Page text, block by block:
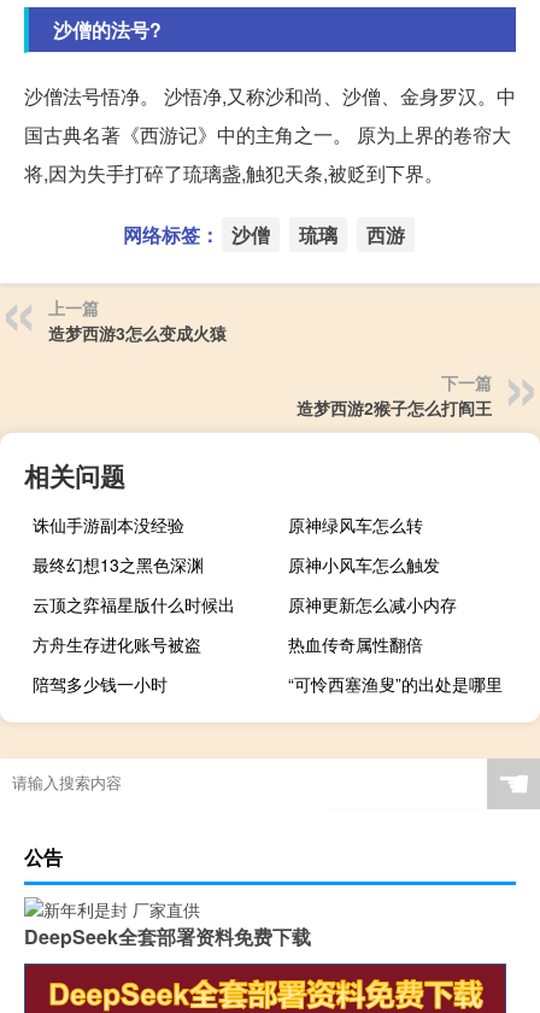
沙僧的法号?
沙僧法号悟净。 沙悟净,又称沙和尚、沙僧、金身罗汉。中
国古典名著《西游记》中的主角之一。 原为上界的卷帘大
将,因为失手打碎了琉璃盏,触犯天条,被贬到下界。
网络标签： 沙僧 琉璃 西游
上一篇
造梦西游3怎么变成火猿
下一篇
造梦西游2猴子怎么打阎王
相关问题
诛仙手游副本没经验
原神绿风车怎么转
最终幻想13之黑色深渊
原神小风车怎么触发
云顶之弈福星版什么时候出
原神更新怎么减小内存
方舟生存进化账号被盗
热血传奇属性翻倍
陪驾多少钱一小时
“可怜西塞渔叟”的出处是哪里
☚
公告
DeepSeek全套部署资料免费下载